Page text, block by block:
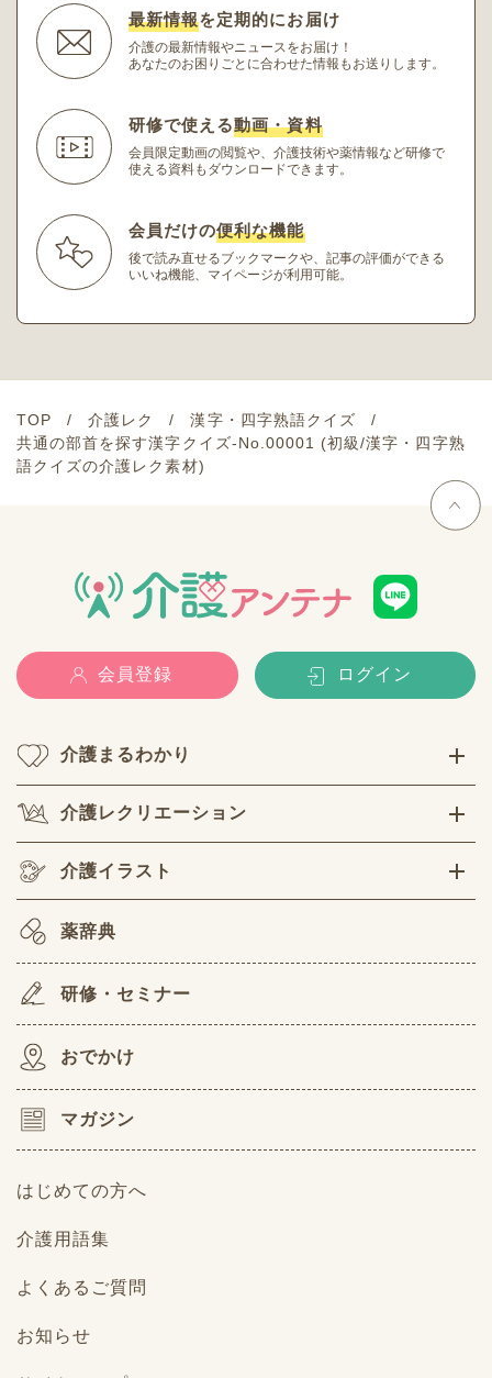
最新情報を定期的にお届け
介護の最新情報やニュースをお届け！
あなたのお困りごとに合わせた情報もお送りします。
研修で使える動画・資料
会員限定動画の閲覧や、介護技術や薬情報など研修で
使える資料もダウンロードできます。
会員だけの便利な機能
後で読み直せるブックマークや、記事の評価ができる
いいね機能、マイページが利用可能。
TOP 介護レク
漢字・四字熟語クイズ
共通の部首を探す漢字クイズ-No.00001 (初級/漢字・四字熟
語クイズの介護レク素材)
会員登録 ログイン
介護まるわかり
介護レクリエーション
介護イラスト
薬辞典
研修・セミナー
おでかけ
マガジン
はじめての方へ
介護用語集
よくあるご質問
お知らせ